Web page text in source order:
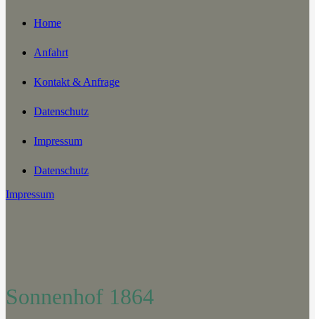
Home
Anfahrt
Kontakt & Anfrage
Datenschutz
Impressum
Datenschutz
Impressum
Sonnenhof 1864